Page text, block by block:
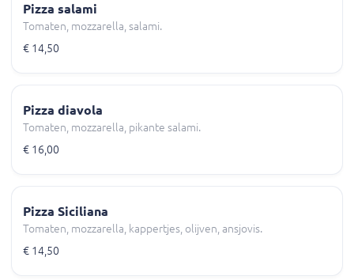
Pizza salami
Tomaten, mozzarella, salami.
€ 14,50
Pizza diavola
Tomaten, mozzarella, pikante salami.
€ 16,00
Pizza Siciliana
Tomaten, mozzarella, kappertjes, olijven, ansjovis.
€ 14,50